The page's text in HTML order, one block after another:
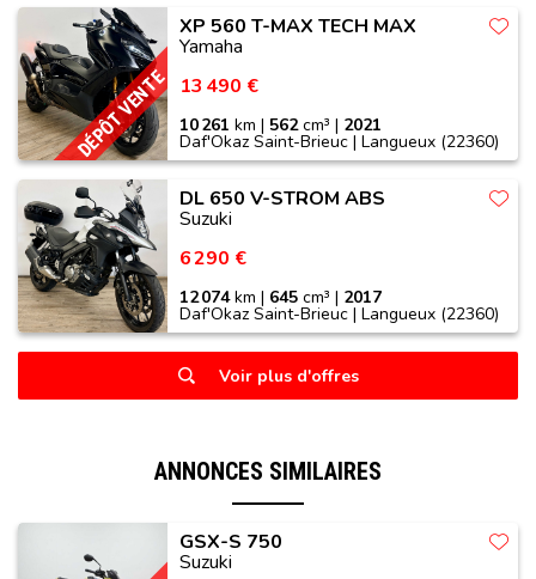
DÉPÔT VENTE
XP 560 T-MAX TECH MAX
Yamaha
13 490 €
10 261 km |562cm³ | 2021
Daf'Okaz Saint-Brieuc | Langueux (22360)
DL 650 V-STROM ABS
Suzuki
6 290 €
12 074km | 645 cm³ | 2017
Daf'Okaz Saint-Brieuc | Langueux (22360)
Voir plus d'offres
ANNONCES SIMILAIRES
GSX-S 750
Suzuki